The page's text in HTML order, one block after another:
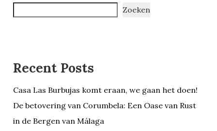
Zoeken
Recent Posts
Casa Las Burbujas komt eraan, we gaan het doen!
De betovering van Corumbela: Een Oase van Rust
in de Bergen van Málaga